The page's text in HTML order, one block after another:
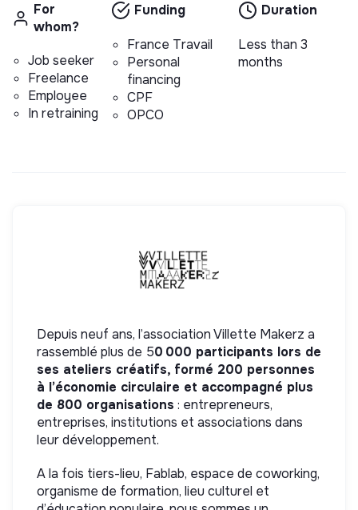
For
whom?
Job seeker
Freelance
Employee
In retraining
Funding
France Travail
Personal
financing
CPF
OPCO
Duration
Less than 3
months
Depuis neuf ans, l’association Villette Makerz a
rassemblé plus de 50 000 participants lors de
ses ateliers créatifs, formé 200 personnes
à l’économie circulaire et accompagné plus
de 800 organisations : entrepreneurs,
entreprises, institutions et associations dans
leur développement.
A la fois tiers-lieu, Fablab, espace de coworking,
organisme de formation, lieu culturel et